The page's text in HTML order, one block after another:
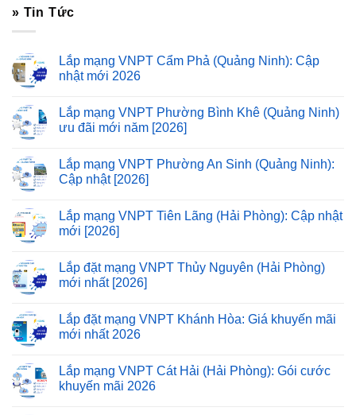
» Tin Tức
Lắp mạng VNPT Cẩm Phả (Quảng Ninh): Cập
nhật mới 2026
Lắp mạng VNPT Phường Bình Khê (Quảng Ninh)
ưu đãi mới năm [2026]
Lắp mạng VNPT Phường An Sinh (Quảng Ninh):
Cập nhật [2026]
Lắp mạng VNPT Tiên Lãng (Hải Phòng): Cập nhật
mới [2026]
Lắp đặt mạng VNPT Thủy Nguyên (Hải Phòng)
mới nhất [2026]
Lắp đặt mạng VNPT Khánh Hòa: Giá khuyến mãi
mới nhất 2026
Lắp mạng VNPT Cát Hải (Hải Phòng): Gói cước
khuyến mãi 2026